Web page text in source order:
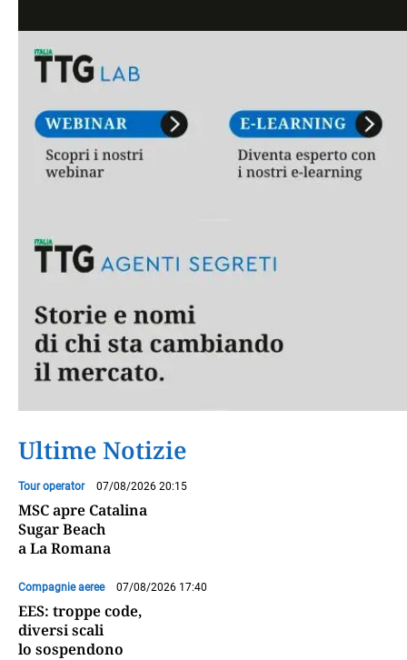
Ultime Notizie
Tour operator 07/08/2026 20:15
MSC apre Catalina
Sugar Beach
a La Romana
Compagnie aeree 07/08/2026 17:40
EES: troppe code,
diversi scali
lo sospendono